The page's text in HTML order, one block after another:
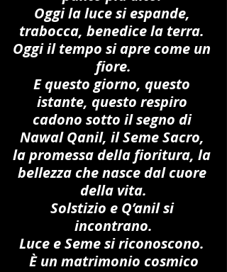
Oggi la luce si espande,
trabocca, benedice la terra.
Oggi il tempo si apre come un
fiore.
E questo giorno, questo
istante, questo respiro
cadono sotto il segno di
Nawal Qanil, il Seme Sacro,
la promessa della fioritura, la
bellezza che nasce dal cuore
della vita.
Solstizio e Q’anil si
incontrano.
Luce e Seme si riconoscono.
È un matrimonio cosmico